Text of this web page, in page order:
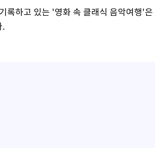
록하고 있는 '영화 속 클래식 음악여행'
.